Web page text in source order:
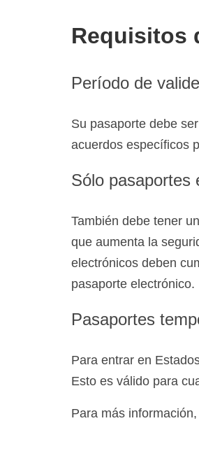
Requisitos
Período de
Su pasaporte debe
acuerdos específicos
Sólo pasaportes
También debe tener
que aumenta la
electrónicos deben
pasaporte electrónico.
Pasaportes
Para entrar en
Esto es válido para
Para más